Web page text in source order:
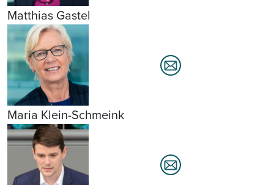
Matthias Gastel
Maria Klein-Schmeink